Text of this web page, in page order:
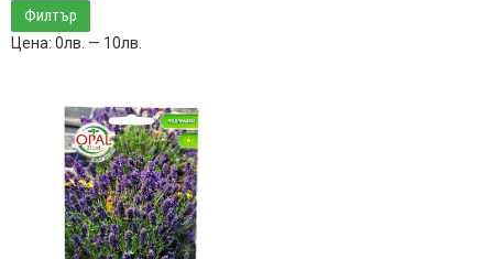
Минимална
цена
Максимална
цена
Филтър
Цена: 0лв. — 10лв.